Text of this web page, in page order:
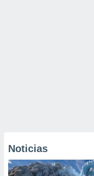
Noticias